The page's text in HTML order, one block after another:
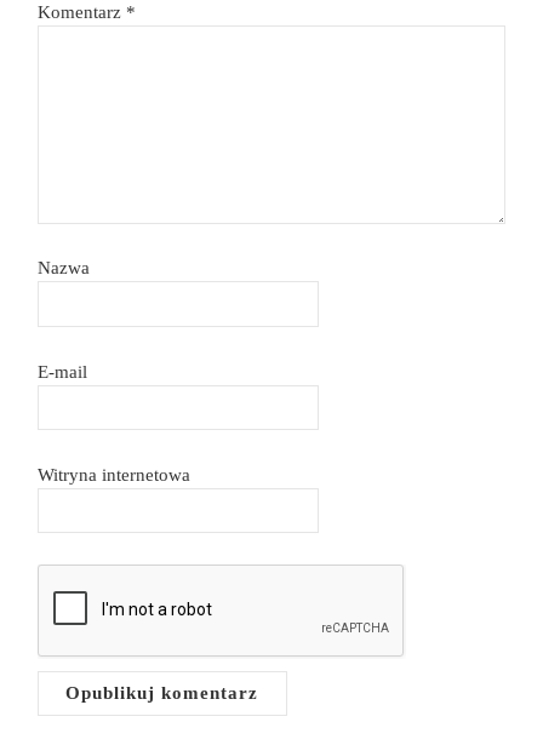
Komentarz *
Nazwa
E-mail
Witryna internetowa